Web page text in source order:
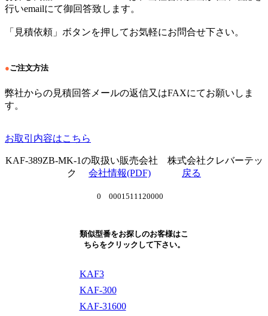
行いemailにて御回答致します。
「見積依頼」ボタンを押してお気軽にお問合せ下さい。
●ご注文方法
弊社からの見積回答メールの返信又はFAXにてお願いしま
す。
お取引内容はこちら
KAF-389ZB-MK-1の取扱い販売会社 株式会社クレバーテッ
ク 会社情報(PDF) 戻る
0 0001511120000
類似型番をお探しのお客様はこ
ちらをクリックして下さい。
KAF3
KAF-300
KAF-31600